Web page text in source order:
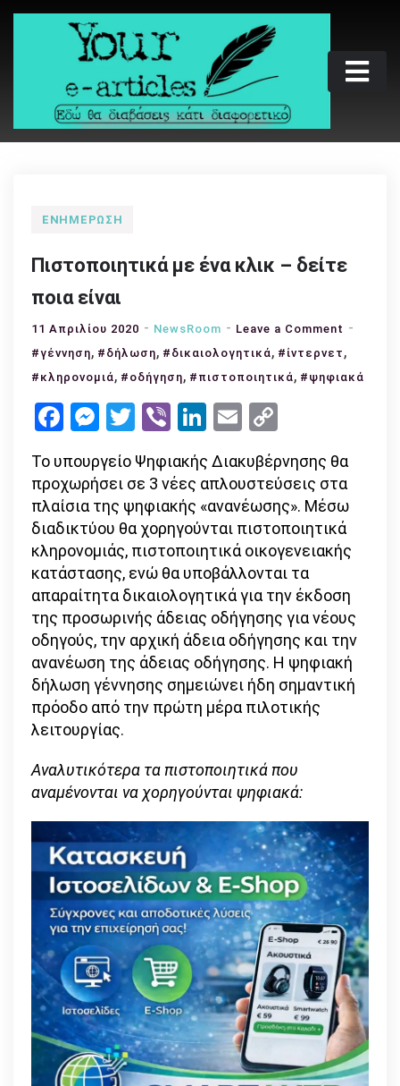
Skip
Your e-articles
Εδώ θα διαβάσεις κάτι διαφορετικό
ΕΝΗΜΈΡΩΣΗ
Πιστοποιητικά με ένα κλικ – δείτε
ποια είναι
11 Απριλίου 2020 NewsRoom Leave a Comment on
δείτε
ποια
είναι
#γέννηση, #δήλωση, #δικαιολογητικά, #ίντερνετ ,
#κληρονομιά, #οδήγηση, #πιστοποιητικά, #ψηφιακά
Facebook
Messenger
Twitter
ViberLinkedIn
Email
Το υπουργείο Ψηφιακής Διακυβέρνησης θα
προχωρήσει σε 3 νέες απλουστεύσεις στα
πλαίσια της ψηφιακής «ανανέωσης». Μέσω
διαδικτύου θα χορηγούνται πιστοποιητικά
κληρονομιάς, πιστοποιητικά οικογενειακής
κατάστασης, ενώ θα υποβάλλονται τα
απαραίτητα δικαιολογητικά για την έκδοση
της προσωρινής άδειας οδήγησης για νέους
οδηγούς, την αρχική άδεια οδήγησης και την
ανανέωση της άδειας οδήγησης. Η ψηφιακή
δήλωση γέννησης σημειώνει ήδη σημαντική
πρόοδο από την πρώτη μέρα πιλοτικής
λειτουργίας.
Αναλυτικότερα τα πιστοποιητικά που
αναμένονται να χορηγούνται ψηφιακά: